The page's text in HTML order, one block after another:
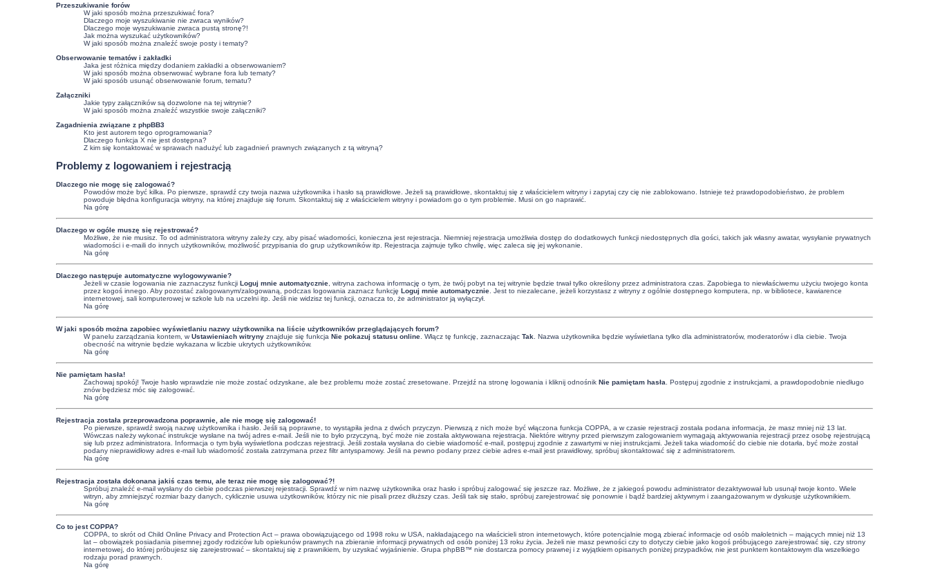
Przeszukiwanie forów
W jaki sposób można przeszukiwać fora?
Dlaczego moje wyszukiwanie nie zwraca wyników?
Dlaczego moje wyszukiwanie zwraca pustą stronę?!
Jak można wyszukać użytkowników?
W jaki sposób można znaleźć swoje posty i tematy?
Obserwowanie tematów i zakładki
Jaka jest różnica między dodaniem zakładki a obserwowaniem?
W jaki sposób można obserwować wybrane fora lub tematy?
W jaki sposób usunąć obserwowanie forum, tematu?
Załączniki
Jakie typy załączników są dozwolone na tej witrynie?
W jaki sposób można znaleźć wszystkie swoje załączniki?
Zagadnienia związane z phpBB3
Kto jest autorem tego oprogramowania?
Dlaczego funkcja X nie jest dostępna?
Z kim się kontaktować w sprawach nadużyć lub zagadnień prawnych związanych z tą witryną?
Problemy z logowaniem i rejestracją
Dlaczego nie mogę się zalogować?
Powodów może być kilka. Po pierwsze, sprawdź czy twoja nazwa użytkownika i hasło są prawidłowe. Jeżeli są prawidłowe, skontaktuj się z właścicielem witryny i zapytaj czy cię nie zablokowano. Istnieje też prawdopodobieństwo, że problem
powoduje błędna konfiguracja witryny, na której znajduje się forum. Skontaktuj się z właścicielem witryny i powiadom go o tym problemie. Musi on go naprawić.
Na górę
Dlaczego w ogóle muszę się rejestrować?
Możliwe, że nie musisz. To od administratora witryny zależy czy, aby pisać wiadomości, konieczna jest rejestracja. Niemniej rejestracja umożliwia dostęp do dodatkowych funkcji niedostępnych dla gości, takich jak własny awatar, wysyłanie prywatnych
wiadomości i e-maili do innych użytkowników, możliwość przypisania do grup użytkowników itp. Rejestracja zajmuje tylko chwilę, więc zaleca się jej wykonanie.
Na górę
Dlaczego następuje automatyczne wylogowywanie?
Jeżeli w czasie logowania nie zaznaczysz funkcji Loguj mnie automatycznie, witryna zachowa informację o tym, że twój pobyt na tej witrynie będzie trwał tylko określony przez administratora czas. Zapobiega to niewłaściwemu użyciu twojego konta
przez kogoś innego. Aby pozostać zalogowanym/zalogowaną, podczas logowania zaznacz funkcję Loguj mnie automatycznie. Jest to niezalecane, jeżeli korzystasz z witryny z ogólnie dostępnego komputera, np. w bibliotece, kawiarence
internetowej, sali komputerowej w szkole lub na uczelni itp. Jeśli nie widzisz tej funkcji, oznacza to, że administrator ją wyłączył.
Na górę
W jaki sposób można zapobiec wyświetlaniu nazwy użytkownika na liście użytkowników przeglądających forum?
W panelu zarządzania kontem, w Ustawieniach witrynyznajduje się funkcja Nie pokazuj statusu online. Włącz tę funkcję, zaznaczając Tak . Nazwa użytkownika będzie wyświetlana tylko dla administratorów, moderatorów i dla ciebie. Twoja
obecność na witrynie będzie wykazana w liczbie ukrytych użytkowników.
Na górę
Nie pamiętam hasła!
Zachowaj spokój! Twoje hasło wprawdzie nie może zostać odzyskane, ale bez problemu może zostać zresetowane. Przejdź na stronę logowania i kliknij odnośnik Nie pamiętam hasła . Postępuj zgodnie z instrukcjami, a prawdopodobnie niedługo
znów będziesz móc się zalogować.
Na górę
Rejestracja została przeprowadzona poprawnie, ale nie mogę się zalogować!
Po pierwsze, sprawdź swoją nazwę użytkownika i hasło. Jeśli są poprawne, to wystąpiła jedna z dwóch przyczyn. Pierwszą z nich może być włączona funkcja COPPA, a w czasie rejestracji została podana informacja, że masz mniej niż 13 lat.
Wówczas należy wykonać instrukcje wysłane na twój adres e-mail. Jeśli nie to było przyczyną, być może nie została aktywowana rejestracja. Niektóre witryny przed pierwszym zalogowaniem wymagają aktywowania rejestracji przez osobę rejestrującą
się lub przez administratora. Informacja o tym była wyświetlona podczas rejestracji. Jeśli została wysłana do ciebie wiadomość e-mail, postępuj zgodnie z zawartymi w niej instrukcjami. Jeżeli taka wiadomość do ciebie nie dotarła, być może został
podany nieprawidłowy adres e-mail lub wiadomość została zatrzymana przez filtr antyspamowy. Jeśli na pewno podany przez ciebie adres e-mail jest prawidłowy, spróbuj skontaktować się z administratorem.
Na górę
Rejestracja została dokonana jakiś czas temu, ale teraz nie mogę się zalogować?!
Spróbuj znaleźć e-mail wysłany do ciebie podczas pierwszej rejestracji. Sprawdź w nim nazwę użytkownika oraz hasło i spróbuj zalogować się jeszcze raz. Możliwe, że z jakiegoś powodu administrator dezaktywował lub usunął twoje konto. Wiele
witryn, aby zmniejszyć rozmiar bazy danych, cyklicznie usuwa użytkowników, którzy nic nie pisali przez dłuższy czas. Jeśli tak się stało, spróbuj zarejestrować się ponownie i bądź bardziej aktywnym i zaangażowanym w dyskusje użytkownikiem.
Na górę
Co to jest COPPA?
COPPA, to skrót od Child Online Privacy and Protection Act – prawa obowiązującego od 1998 roku w USA, nakładającego na właścicieli stron internetowych, które potencjalnie mogą zbierać informacje od osób małoletnich – mających mniej niż 13
lat – obowiązek posiadania pisemnej zgody rodziców lub opiekunów prawnych na zbieranie informacji prywatnych od osób poniżej 13 roku życia. Jeżeli nie masz pewności czy to dotyczy ciebie jako kogoś próbującego zarejestrować się, czy strony
internetowej, do której próbujesz się zarejestrować – skontaktuj się z prawnikiem, by uzyskać wyjaśnienie. Grupa phpBB™ nie dostarcza pomocy prawnej i z wyjątkiem opisanych poniżej przypadków, nie jest punktem kontaktowym dla wszelkiego
rodzaju porad prawnych.
Na górę